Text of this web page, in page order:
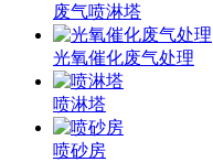
废气喷淋塔
光氧催化废气处理
喷淋塔
喷砂房